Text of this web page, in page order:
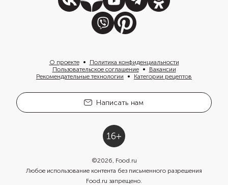
О проекте
Политика конфиденциальности
Пользовательское соглашение
Вакансии
Рекомендательные технологии
Категории рецептов
Написать нам
©2026, Food.ru
Любое использование контента без письменного разрешения
Food.ru запрещено.